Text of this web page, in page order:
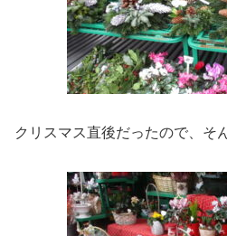
クリスマス直後だったので、そ